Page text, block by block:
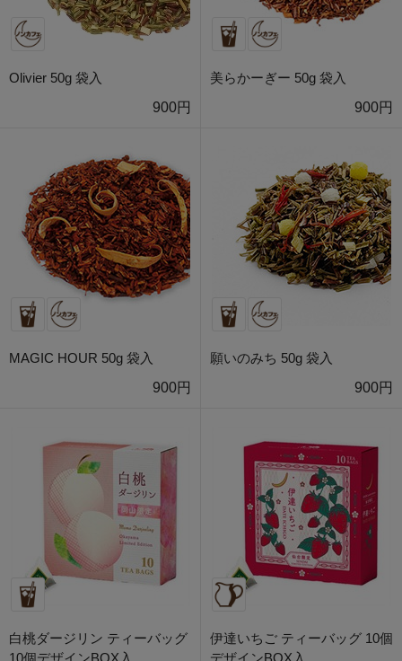
Olivier 50g 袋入
900円
美らかーぎー 50g 袋入
900円
MAGIC HOUR 50g 袋入
900円
願いのみち 50g 袋入
900円
白桃ダージリン ティーバッグ
伊達いちご ティーバッグ 10個